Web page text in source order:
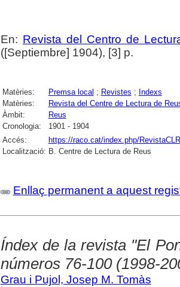
En: Revista del Centro de
([Septiembre] 1904), [3] p.
Matèries: Premsa local ; Revistes ; Indexs
Matèries:
Revista del Centre de Lectura de
Àmbit:
Reus
Cronologia:
1901 - 1904
Accés:
https://raco.cat/index.php/
Localització: B. Centre de Lectura de Reus
Enllaç permanent a aquest
Índex de la revista "El
números 76-100 (1998-
Grau i Pujol, Josep M. Tomàs